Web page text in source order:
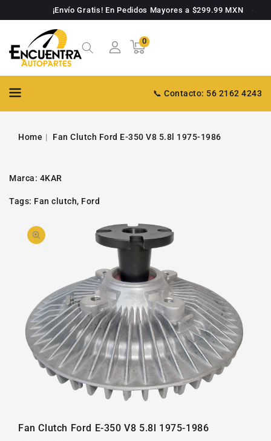
¡Envío Gratis! En Pedidos Mayores a $299.99 MXN
Carrito
00
artículos
📞 Contacto: 56 2162 4243
Home Fan Clutch Ford E-350 V8 5.8l 1975-1986
Marca: 4KAR
Tags: Fan clutch, Ford
INFORMACIÓN
DE PRODUCTO
video
1
en
galería
Fan Clutch Ford E-350 V8 5.8l 1975-1986